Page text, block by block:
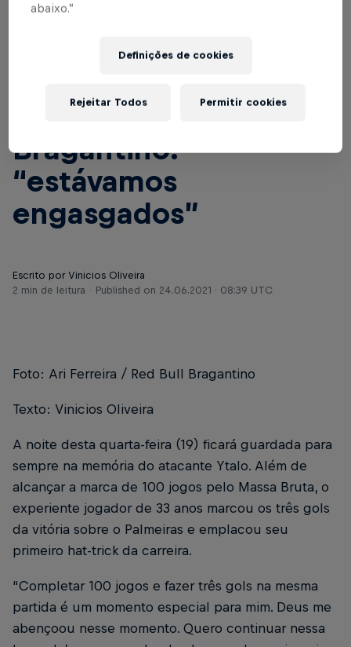
Artilheiro do
Brasileiro, Ytalo
vitória do Red Bull
Bragantino:
“estávamos
engasgados”
Escrito por Vinicios Oliveira
2 min de leitura
Published on 24.06.2021 · 08:39 UTC
Foto: Ari Ferreira / Red Bull Bragantino
Texto: Vinicios Oliveira
A noite desta quarta-feira (19) ficará guardada para
sempre na memória do atacante Ytalo. Além de
alcançar a marca de 100 jogos pelo Massa Bruta, o
experiente jogador de 33 anos marcou os três gols
da vitória sobre o Palmeiras e emplacou seu
primeiro hat-trick da carreira.
“Completar 100 jogos e fazer três gols na mesma
partida é um momento especial para mim. Deus me
abençoou nesse momento. Quero continuar nessa
abaixo.”
Definições de cookies
Rejeitar Todos Permitir cookies